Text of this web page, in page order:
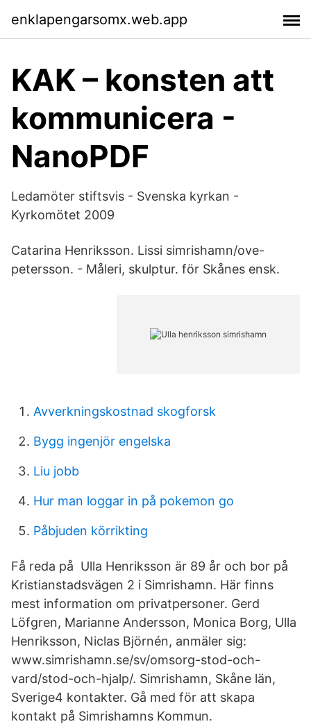
enklapengarsomx.web.app
KAK – konsten att
kommunicera -
NanoPDF
Ledamöter stiftsvis - Svenska kyrkan -
Kyrkomötet 2009
Catarina Henriksson. Lissi simrishamn/ove-
petersson. - Måleri, skulptur. för Skånes ensk.
Avverkningskostnad skogforsk
Bygg ingenjör engelska
Liu jobb
Hur man loggar in på pokemon go
Påbjuden körrikting
Få reda på Ulla Henriksson är 89 år och bor på
Kristianstadsvägen 2 i Simrishamn. Här finns
mest information om privatpersoner. Gerd
Löfgren, Marianne Andersson, Monica Borg, Ulla
Henriksson, Niclas Björnén, anmäler sig:
www.simrishamn.se/sv/omsorg-stod-och-
vard/stod-och-hjalp/. Simrishamn, Skåne län,
Sverige4 kontakter. Gå med för att skapa
kontakt på Simrishamns Kommun.